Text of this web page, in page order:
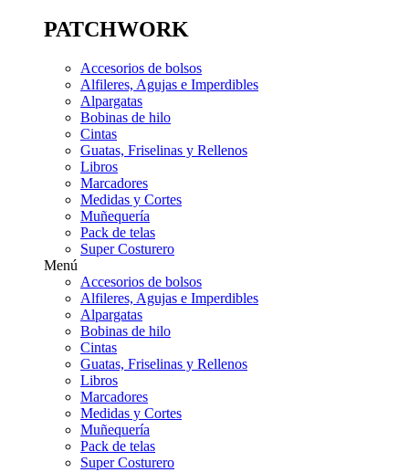
PATCHWORK
Accesorios de bolsos
Alfileres, Agujas e Imperdibles
Alpargatas
Bobinas de hilo
Cintas
Guatas, Friselinas y Rellenos
Libros
Marcadores
Medidas y Cortes
Muñequería
Pack de telas
Super Costurero
Menú
Accesorios de bolsos
Alfileres, Agujas e Imperdibles
Alpargatas
Bobinas de hilo
Cintas
Guatas, Friselinas y Rellenos
Libros
Marcadores
Medidas y Cortes
Muñequería
Pack de telas
Super Costurero